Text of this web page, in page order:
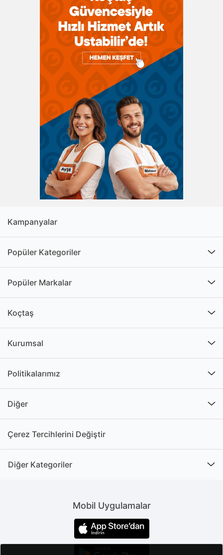
Kampanyalar
Popüler Kategoriler
Popüler Markalar
Koçtaş
Kurumsal
Politikalarımız
Diğer
Çerez Tercihlerini Değiştir
Diğer Kategoriler
Mobil Uygulamalar